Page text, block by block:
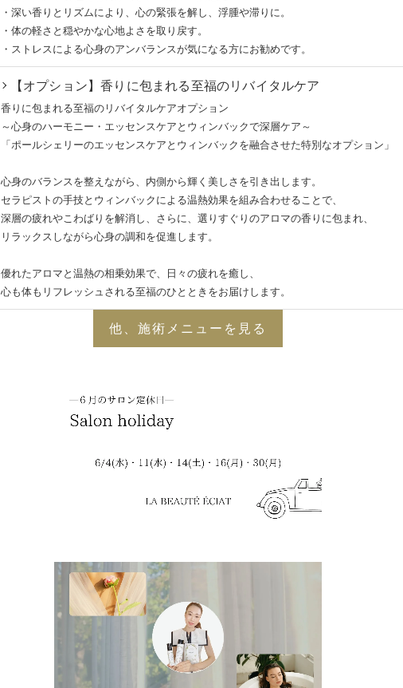
・深い香りとリズムにより、心の緊張を解し、浮腫や滞りに。
・体の軽さと穏やかな心地よさを取り戻す。
・ストレスによる心身のアンバランスが気になる方にお勧めです。
【オプション】香りに包まれる至福のリバイタルケア
香りに包まれる至福のリバイタルケアオプション
～心身のハーモニー・エッセンスケアとウィンバックで深層ケア～
「ポールシェリーのエッセンスケアとウィンバックを融合させた特別なオプション」
心身のバランスを整えながら、内側から輝く美しさを引き出します。
セラピストの手技とウィンバックによる温熱効果を組み合わせることで、
深層の疲れやこわばりを解消し、さらに、選りすぐりのアロマの香りに包まれ、
リラックスしながら心身の調和を促進します。
優れたアロマと温熱の相乗効果で、日々の疲れを癒し、
心も体もリフレッシュされる至福のひとときをお届けします。
他、施術メニューを見る